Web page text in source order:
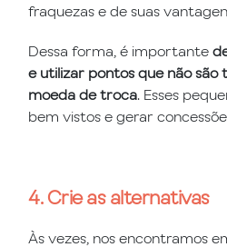
fraquezas e de suas
Dessa forma, é importante
e utilizar pontos que não são
moeda de troca. Esses
bem vistos e gerar
4. Crie as alternativas
Às vezes, nos encontramos